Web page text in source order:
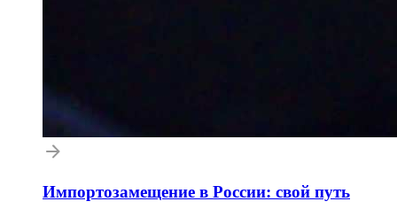
Импортозамещение в России: свой путь